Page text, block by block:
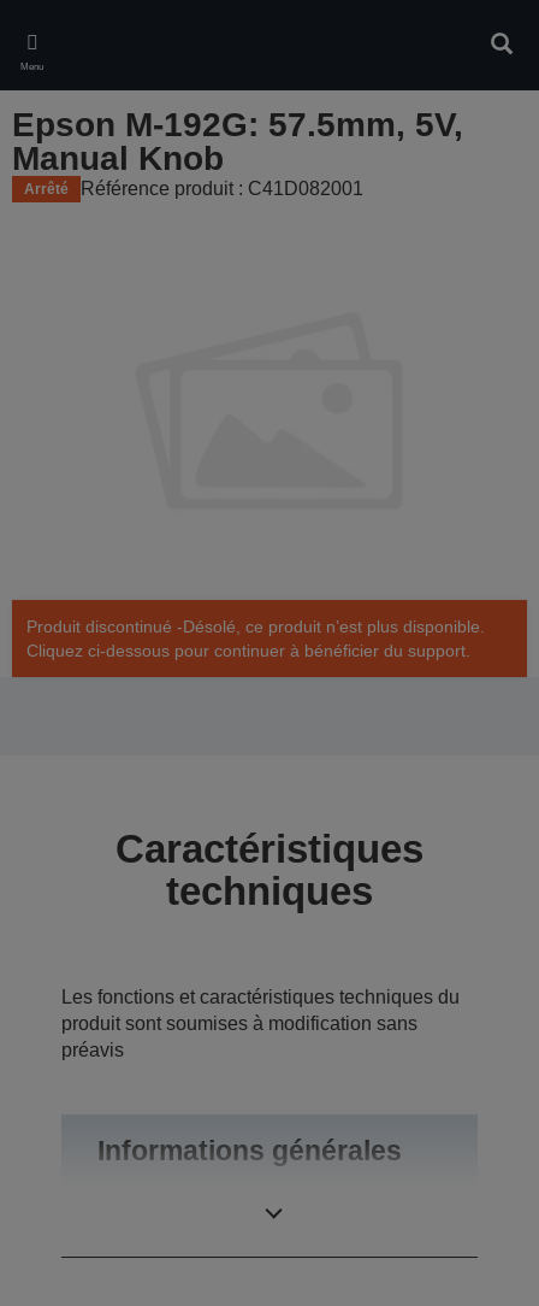
main
content
Menu
Epson M-192G: 57.5mm, 5V,
Manual Knob
Arrêté Référence produit : C41D082001
Produit discontinué -Désolé, ce produit n’est plus disponible.
Cliquez ci-dessous pour continuer à bénéficier du support.
Caractéristiques
techniques
Les fonctions et caractéristiques techniques du
produit sont soumises à modification sans
préavis
Informations générales